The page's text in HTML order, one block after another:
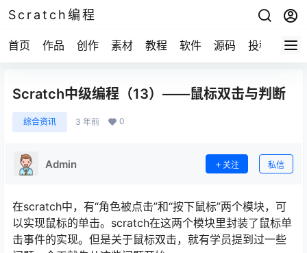
Scratch编程
首页 作品 创作 素材 教程 软件 源码 投稿 关于
Scratch中级编程（13）——鼠标双击与判断
综合资讯 3 年前 0
Admin 关注 私信
在scratch中，有“角色被点击”和“按下鼠标”两个模块，可
以实现鼠标的单击。scratch在这两个模块里封装了鼠标单
击事件的实现。但是关于鼠标双击，就有学员提到过一些